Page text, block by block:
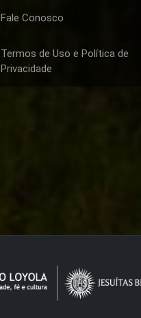
Fale Conosco
Termos de Uso e Política de
Privacidade